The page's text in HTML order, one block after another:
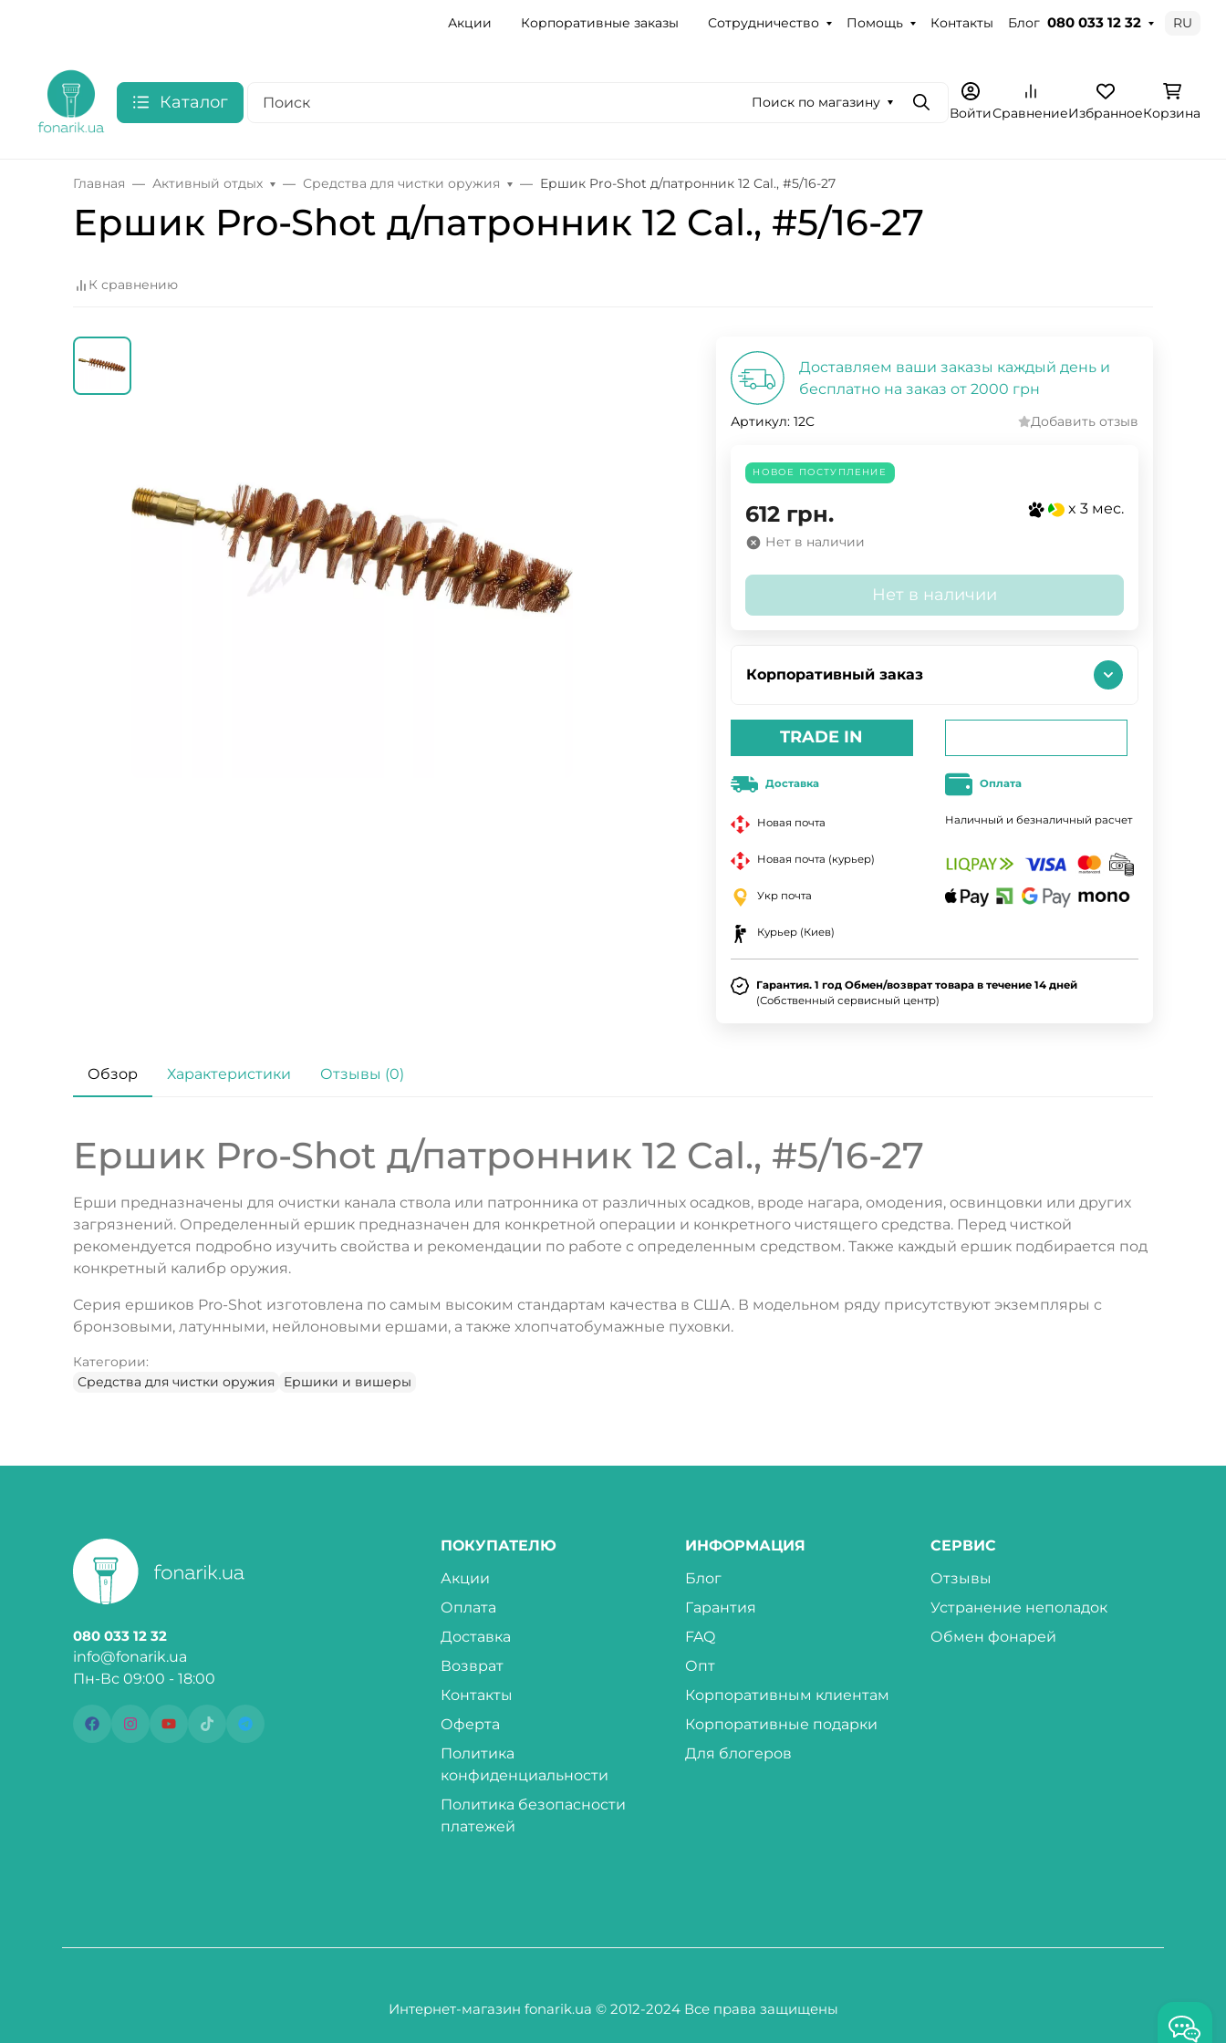
Акции Корпоративные заказы Сотрудничество Помощь Контакты Блог 080 033 12 32 RU
Каталог Поиск по магазину
ПоискВойтиСравнениеИзбранноеКорзина
Главная Активный отдых Средства для чистки оружия Ершик Pro-Shot д/патронник 12 Cal., #5/16-27
Ершик Pro-Shot д/патронник 12 Cal., #5/16-27
К сравнению
Доставляем ваши заказы каждый день и
бесплатно на заказ от 2000 грн
Артикул: 12C Добавить отзыв
НОВОЕ ПОСТУПЛЕНИЕ
612 грн. x 3 мес.
Нет в наличии
Нет в наличии
Корпоративный заказ
TRADE IN
Доставка
Новая почта
Новая почта (курьер)
Укр почта
Курьер (Киев)
Оплата
Наличный и безналичный расчет
Гарантия. 1 год Обмен/возврат товара в течение 14 дней
(Собственный сервисный центр)
Обзор Характеристики Отзывы (0)
Ершик Pro-Shot д/патронник 12 Cal., #5/16-27
Ерши предназначены для очистки канала ствола или патронника от различных осадков, вроде нагара, омодения, освинцовки или других
загрязнений. Определенный ершик предназначен для конкретной операции и конкретного чистящего средства. Перед чисткой
рекомендуется подробно изучить свойства и рекомендации по работе с определенным средством. Также каждый ершик подбирается под
конкретный калибр оружия.
Серия ершиков Pro-Shot изготовлена по самым высоким стандартам качества в США. В модельном ряду присутствуют экземпляры с
бронзовыми, латунными, нейлоновыми ершами, а также хлопчатобумажные пуховки.
Категории:
Средства для чистки оружия
Ершики и вишеры
080 033 12 32
info@fonarik.ua
Пн-Вс 09:00 - 18:00
ПОКУПАТЕЛЮ
Акции
Оплата
Доставка
Возврат
Контакты
Оферта
Политика
конфиденциальности
Политика безопасности
платежей
ИНФОРМАЦИЯ
Блог
Гарантия
FAQ
Опт
Корпоративным клиентам
Корпоративные подарки
Для блогеров
СЕРВИС
Отзывы
Устранение неполадок
Обмен фонарей
Интернет-магазин fonarik.ua © 2012-2024 Все права защищены